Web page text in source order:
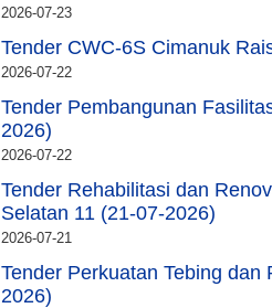
2026-07-23
Tender CWC-6S Cimanuk
2026-07-22
Tender Pembangunan
2026)
2026-07-22
Tender Rehabilitasi dan
Selatan 11 (21-07-2026)
2026-07-21
Tender Perkuatan Tebing
2026)